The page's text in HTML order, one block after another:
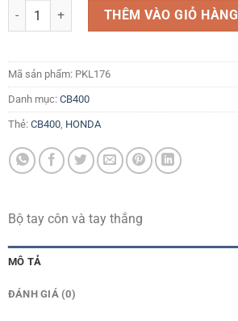
Bộ tay côn và tay thắng số lượngTHÊM VÀO GIỎ HÀNG
Mã sản phẩm: PKL176
Danh mục: CB400
Thẻ: CB400, HONDA
Bộ tay côn và tay thắng
MÔ TẢ
ĐÁNH GIÁ (0)